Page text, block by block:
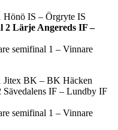
Hönö IS – Örgryte IS
2 Lärje Angereds IF –
semifinal 1 – Vinnare
Jitex BK – BK Häcken
IF – Lundby IF
semifinal 1 – Vinnare